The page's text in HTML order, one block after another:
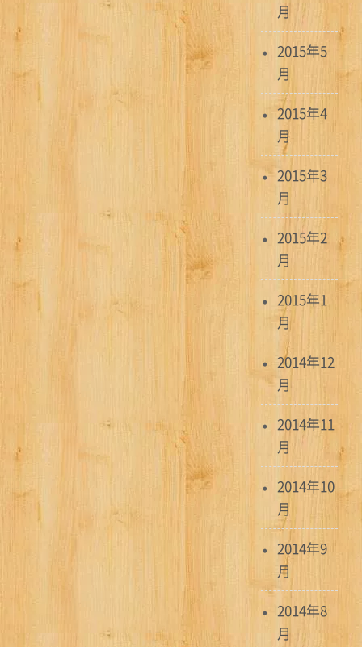
月
2015年5
月
2015年4
月
2015年3
月
2015年2
月
2015年1
月
2014年12
月
2014年11
月
2014年10
月
2014年9
月
2014年8
月